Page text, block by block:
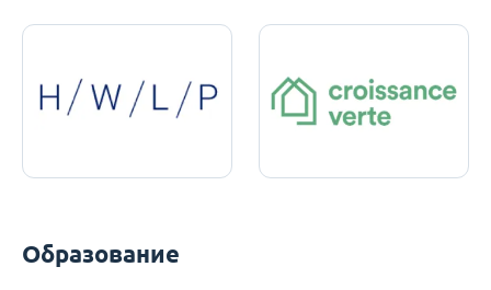
Образование